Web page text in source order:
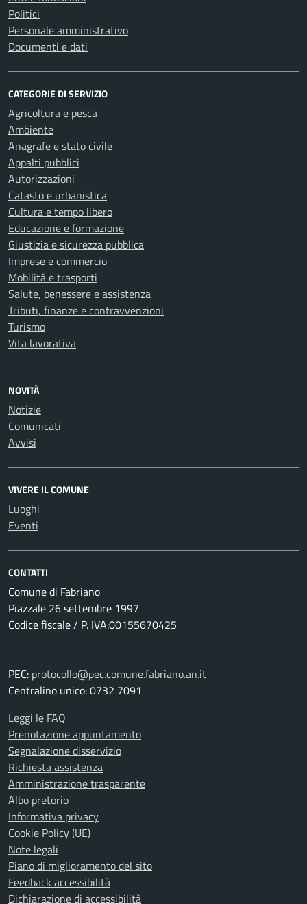
Politici
Personale amministrativo
Documenti e dati
CATEGORIE DI SERVIZIO
Agricoltura e pesca
Ambiente
Anagrafe e stato civile
Appalti pubblici
Autorizzazioni
Catasto e urbanistica
Cultura e tempo libero
Educazione e formazione
Giustizia e sicurezza pubblica
Imprese e commercio
Mobilità e trasporti
Salute, benessere e assistenza
Tributi, finanze e contravvenzioni
Turismo
Vita lavorativa
NOVITÀ
Notizie
Comunicati
Avvisi
VIVERE IL COMUNE
Luoghi
Eventi
CONTATTI
Comune di Fabriano
Piazzale 26 settembre 1997
Codice fiscale / P. IVA:00155670425
PEC: protocollo@pec.comune.fabriano.an.it
Centralino unico: 0732 7091
Leggi le FAQ
Prenotazione appuntamento
Segnalazione disservizio
Richiesta assistenza
Amministrazione trasparente
Albo pretorio
Informativa privacy
Cookie Policy (UE)
Note legali
Piano di miglioramento del sito
Feedback accessibilità
Dichiarazione di accessibilità